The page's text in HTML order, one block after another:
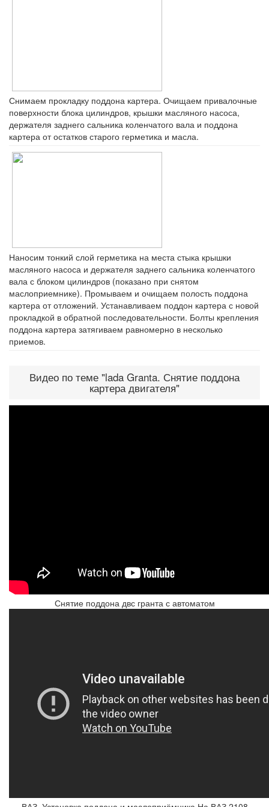
Снимаем прокладку поддона картера. Очищаем привалочные
поверхности блока цилиндров, крышки масляного насоса,
держателя заднего сальника коленчатого вала и поддона
картера от остатков старого герметика и масла.
Наносим тонкий слой герметика на места стыка крышки
масляного насоса и держателя заднего сальника коленчатого
вала с блоком цилиндров (показано при снятом
маслоприемнике). Промываем и очищаем полость поддона
картера от отложений. Устанавливаем поддон картера с новой
прокладкой в обратной последовательности. Болты крепления
поддона картера затягиваем равномерно в несколько
приемов.
Видео по теме "lada Granta. Снятие поддона
картера двигателя"
Снятие поддона двс гранта с автоматом